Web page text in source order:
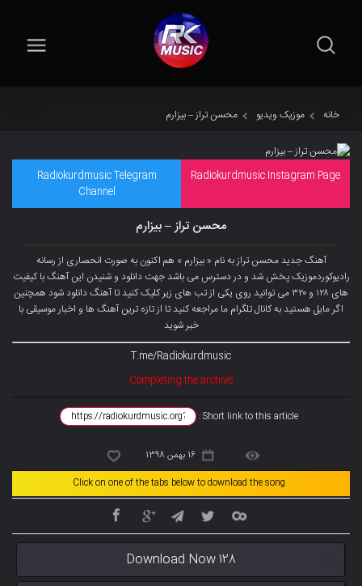
خانه موزیک ویدیو محسن تراز – بیزارم
Radiokurdmusic Instagram Page
Radiokurdmusic Telegram
Channel
محسن تراز – بیزارم
آهنگ جدید محسن تراز به نام « بیزارم » هم اکنون به صورت انحصاری از رسانه
رادیوکوردموزیک پخش شد و در دسترس می باشد جهت دانلود و شنیدن این آهنگ با کیفیت
های ۱۲۸ و ۳۲۰ می توانید روی یکی از تب های زیر کلیک کنید تا آهنگ دانلود شود همچنین
اگر مایل هستید به کانال تلگرام ما مراجعه کنید تا از تازه ترین آهنگ ها و اخبار موسیقی با
خبر شوید
T.me/Radiokurdmusic
Completing the archive
Short link to this article :
16 بهمن 1398
Click on one of the tabs below to download the song
Download Now 128